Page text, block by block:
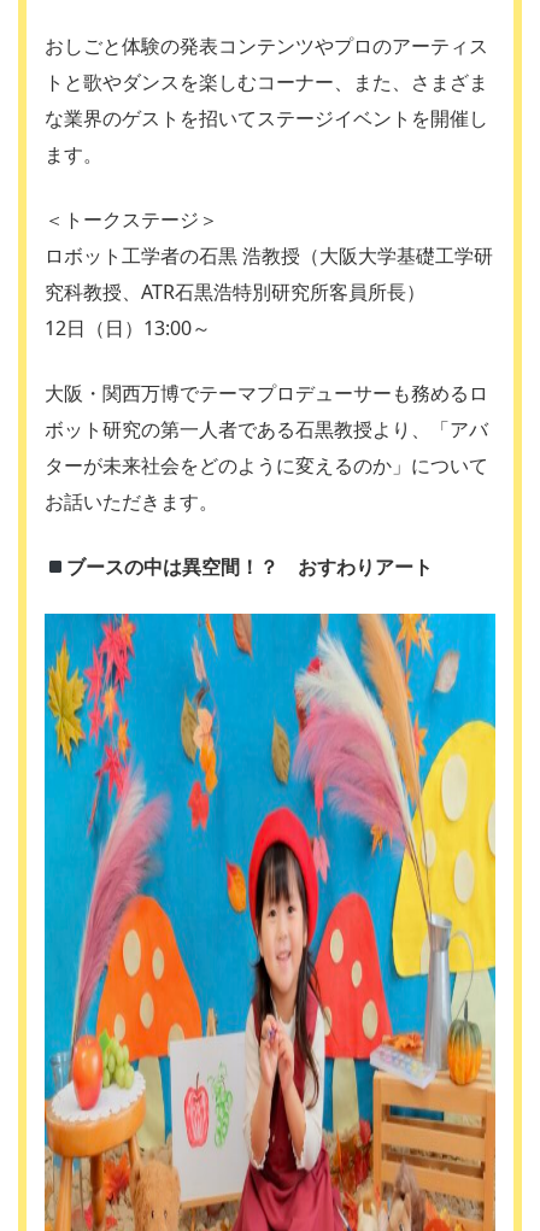
おしごと体験の発表コンテンツやプロのアーティス
トと歌やダンスを楽しむコーナー、また、さまざま
な業界のゲストを招いてステージイベントを開催し
ます。
＜トークステージ＞
ロボット工学者の石黒 浩教授（大阪大学基礎工学研
究科教授、ATR石黒浩特別研究所客員所長）
12日（日）13:00～
大阪・関西万博でテーマプロデューサーも務めるロ
ボット研究の第一人者である石黒教授より、「アバ
ターが未来社会をどのように変えるのか」について
お話いただきます。
ブースの中は異空間！？ おすわりアート